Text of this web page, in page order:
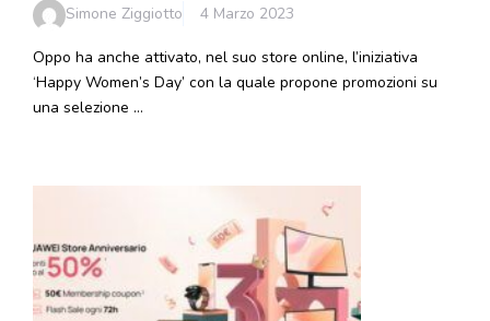
Simone Ziggiotto 4 Marzo 2023
Oppo ha anche attivato, nel suo store online, l’iniziativa
‘Happy Women’s Day’ con la quale propone promozioni su
una selezione …